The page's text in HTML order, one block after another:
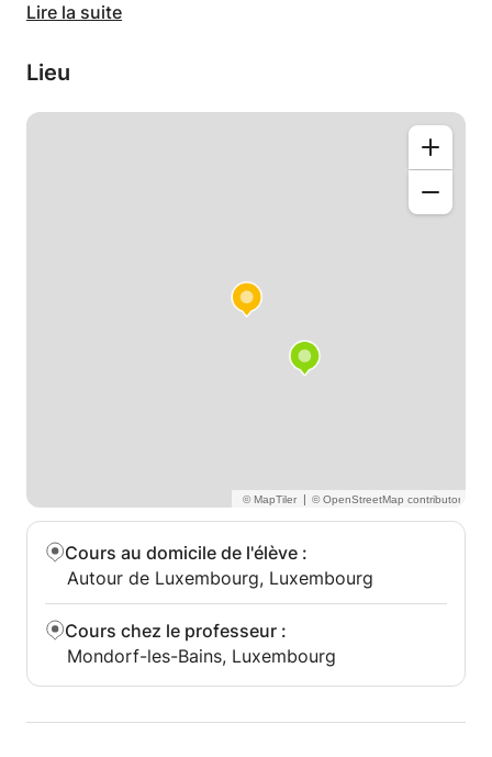
Lire la suite
Lieu
|
Cours au domicile de l'élève :
Autour de Luxembourg, Luxembourg
Cours chez le professeur :
Mondorf-les-Bains, Luxembourg